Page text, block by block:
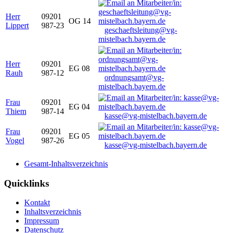
Herr
Lippert
09201
987-23
OG 14
geschaeftsleitung@vg-
mistelbach.bayern.de
Herr
Rauh
09201
987-12
EG 08
ordnungsamt@vg-
mistelbach.bayern.de
Frau
Thiem
09201
987-14
EG 04
kasse@vg-mistelbach.bayern.de
Frau
Vogel
09201
987-26
EG 05
kasse@vg-mistelbach.bayern.de
Gesamt-Inhaltsverzeichnis
Quicklinks
Kontakt
Inhaltsverzeichnis
Impressum
Datenschutz